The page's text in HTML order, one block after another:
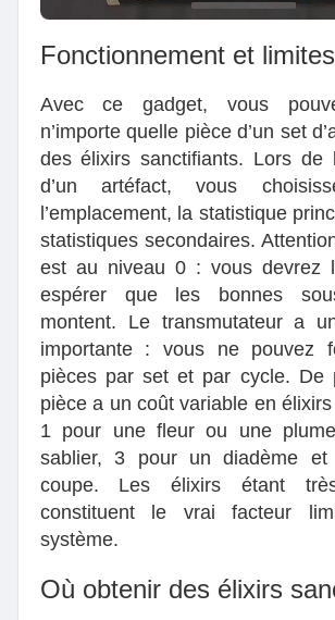
Fonctionnement et limites
Avec ce gadget, vous
n’importe quelle pièce d’un set
des élixirs sanctifiants. Lors de
d’un artéfact, vous
l’emplacement, la statistique
statistiques secondaires.
est au niveau 0 : vous devrez
espérer que les bonnes
montent. Le transmutateur a
importante : vous ne pouvez
pièces par set et par cycle. De
pièce a un coût variable en
1 pour une fleur ou une
sablier, 3 pour un diadème
coupe. Les élixirs étant
constituent le vrai facteur
système.
Où obtenir des élixirs